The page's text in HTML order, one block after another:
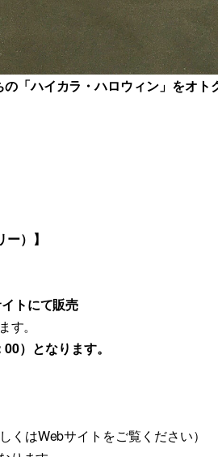
「ハイカラ・ハロウィン」をオト
）】
トにて販売
。
）となります。
はWebサイトをご覧ください）